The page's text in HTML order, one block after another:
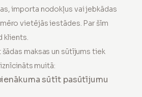
importa nodokļus vai jebkādas
vietējās iestādes. Par šīm
klients.
maksas un sūtījums tiek
muitā:
sūtīt pasūtījumu